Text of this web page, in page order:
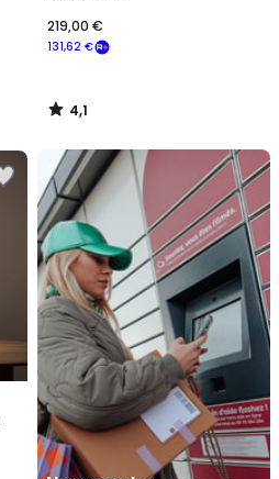
131,62 €
219,00 €
4,1
/
Nouveau
Livraison
en
Locker
Mondial
Relay